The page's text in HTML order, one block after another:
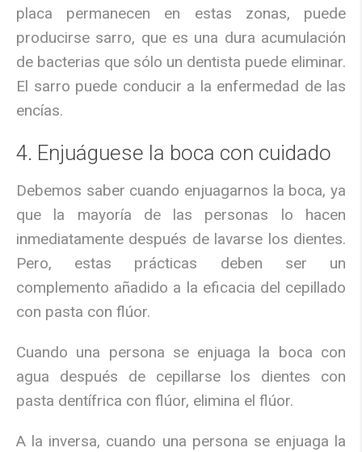
placa permanecen en estas zonas, puede
producirse sarro, que es una dura acumulación
de bacterias que sólo un dentista puede eliminar.
El sarro puede conducir a la enfermedad de las
encías.
4. Enjuáguese la boca con cuidado
Debemos saber cuando enjuagarnos la boca, ya
que la mayoría de las personas lo hacen
inmediatamente después de lavarse los dientes.
Pero, estas prácticas deben ser un
complemento añadido a la eficacia del cepillado
con pasta con flúor.
Cuando una persona se enjuaga la boca con
agua después de cepillarse los dientes con
pasta dentífrica con flúor, elimina el flúor.
A la inversa, cuando una persona se enjuaga la